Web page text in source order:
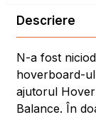
Descriere
N-a fost
hoverboard-
ajutorul
Balance. În